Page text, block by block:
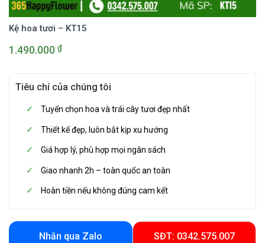
Kệ hoa tươi – KT15
1.490.000 ₫
Tiêu chí của chúng tôi
Tuyển chọn hoa và trái cây tươi đẹp nhất
Thiết kế đẹp, luôn bắt kịp xu hướng
Giá hợp lý, phù hợp mọi ngân sách
Giao nhanh 2h – toàn quốc an toàn
Hoàn tiền nếu không đúng cam kết
Nhắn qua Zalo SĐT: 0342.575.007